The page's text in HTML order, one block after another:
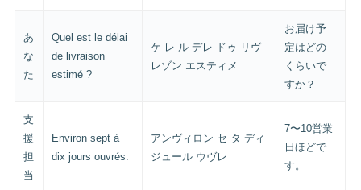
あ
な
た
Quel est le délai
de livraison
estimé ?
ケ レ ル デレ ドゥ リヴ
レゾン エスティメ
お届け予
定はどの
くらいで
すか？
支
援
担
当
Environ sept à
dix jours ouvrés.
アンヴィロン セ タ ディ
ジュール ウヴレ
7〜10営業
日ほどで
す。